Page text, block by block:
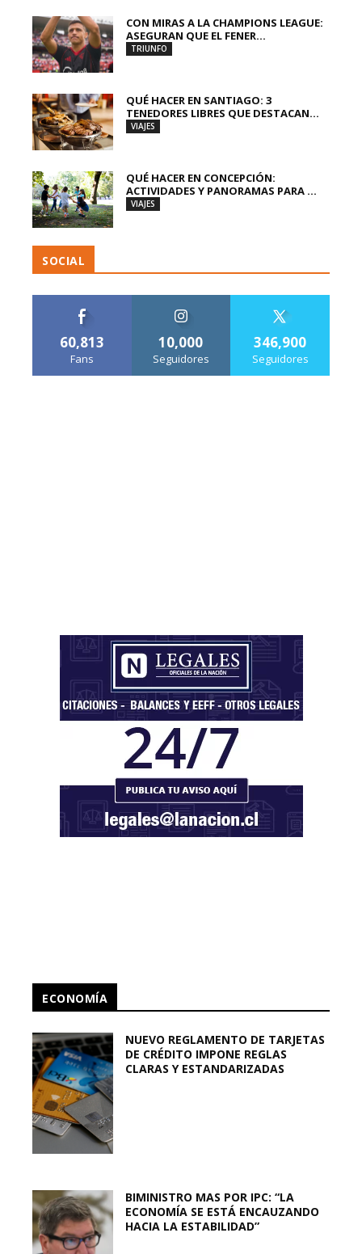
CON MIRAS A LA CHAMPIONS LEAGUE:
ASEGURAN QUE EL FENER...
TRIUNFO
QUÉ HACER EN SANTIAGO: 3
TENEDORES LIBRES QUE DESTACAN...
VIAJES
QUÉ HACER EN CONCEPCIÓN:
ACTIVIDADES Y PANORAMAS PARA ...
VIAJES
SOCIAL
60,813
Fans
10,000
Seguidores
346,900
Seguidores
ECONOMÍA
NUEVO REGLAMENTO DE TARJETAS
DE CRÉDITO IMPONE REGLAS
CLARAS Y ESTANDARIZADAS
BIMINISTRO MAS POR IPC: “LA
ECONOMÍA SE ESTÁ ENCAUZANDO
HACIA LA ESTABILIDAD”